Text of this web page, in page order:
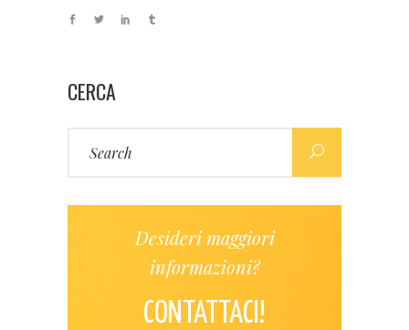
CERCA
for:
Desideri maggiori
informazioni?
CONTATTACI!